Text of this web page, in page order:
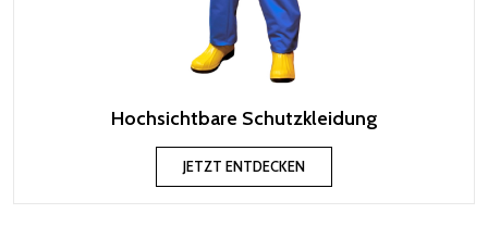
Hochsichtbare Schutzkleidung
JETZT ENTDECKEN